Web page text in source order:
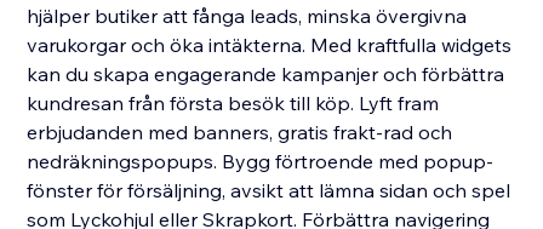
hjälper butiker att fånga leads, minska övergivna
varukorgar och öka intäkterna. Med kraftfulla widgets
kan du skapa engagerande kampanjer och förbättra
kundresan från första besök till köp. Lyft fram
erbjudanden med banners, gratis frakt-rad och
nedräkningspopups. Bygg förtroende med popup-
fönster för försäljning, avsikt att lämna sidan och spel
som Lyckohjul eller Skrapkort. Förbättra navigering